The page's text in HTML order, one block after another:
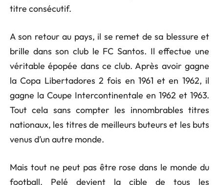
titre consécutif.
A son retour au pays, il se remet de sa blessure et
brille dans son club le FC Santos. Il effectue une
véritable épopée dans ce club. Après avoir gagne
la Copa Libertadores 2 fois en 1961 et en 1962, il
gagne la Coupe Intercontinentale en 1962 et 1963.
Tout cela sans compter les innombrables titres
nationaux, les titres de meilleurs buteurs et les buts
venus d’un autre monde.
Mais tout ne peut pas être rose dans le monde du
football. Pelé devient la cible de tous les